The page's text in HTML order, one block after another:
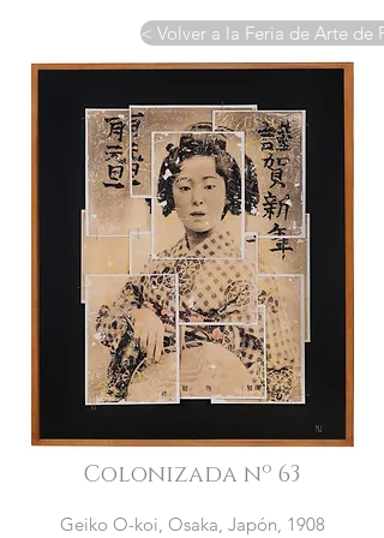
< Volver a la Feria de Arte de
Colonizada nº 63
Geiko O-koi, Osaka, Japón, 1908